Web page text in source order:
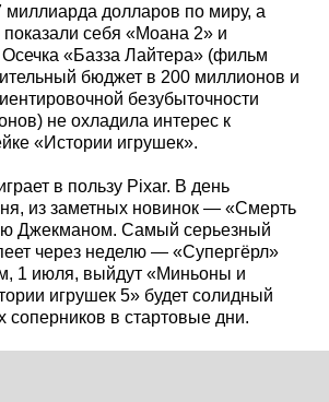
миллиарда долларов по миру, а
себя «Моана 2» и
«Базза Лайтера» (фильм
бюджет в 200 миллионов и
безубыточности
не охладила интерес к
«Истории игрушек».
в пользу Pixar. В день
из заметных новинок — «Смерть
Джекманом. Самый серьезный
через неделю — «Супергёрл»
1 июля, выйдут «Миньоны и
игрушек 5» будет солидный
соперников в стартовые дни.